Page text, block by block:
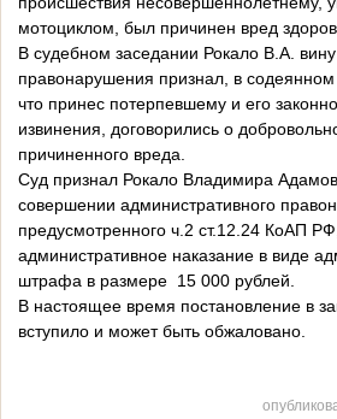
мотоциклом, был причинен вред
В судебном заседании Рокало В.А.
правонарушения признал, в содеянном
что принес потерпевшему и его
извинения, договорились о
причиненного вреда.
Суд признал Рокало Владимира
совершении административного
предусмотренного ч.2 ст.12.24 КоАП
административное наказание в виде
штрафа в размере 15 000 рублей.
В настоящее время постановление в
вступило и может быть обжаловано.